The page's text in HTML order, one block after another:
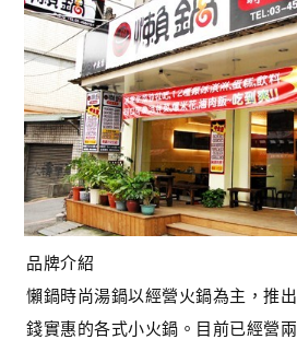
品牌介紹
懶鍋時尚湯鍋以經營火鍋為主，推
錢實惠的各式小火鍋。目前已經營